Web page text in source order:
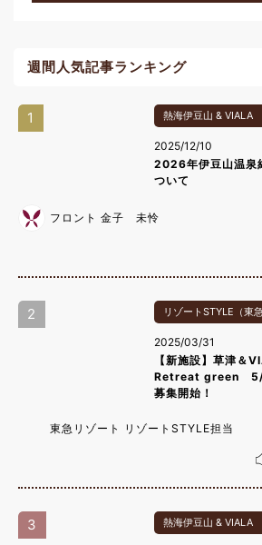
週間人気記事ランキング
1 熱海伊豆山 & VIALA
2025/12/10
2026年伊豆山温泉
ついて
フロント 金子 未怜
2 リゾートSTYLE（東
2025/03/31
【新施設】草津＆
Retreat green 5/
募集開始！
東急リゾート リゾートSTYLE担当
3 熱海伊豆山 & VIALA